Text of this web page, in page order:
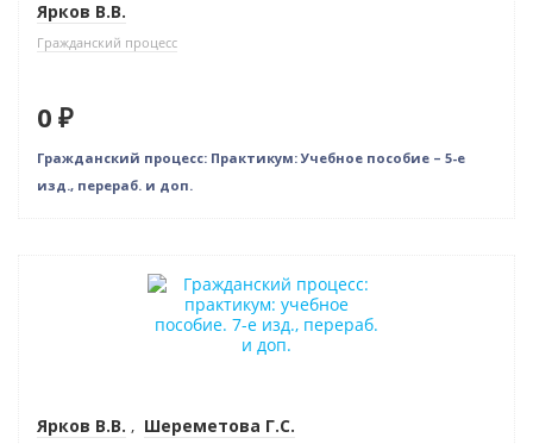
Ярков В.В.
Гражданский процесс
0 ₽
Гражданский процесс: Практикум: Учебное пособие – 5-е
изд., перераб. и доп.
Ярков В.В. , Шереметова Г.С.